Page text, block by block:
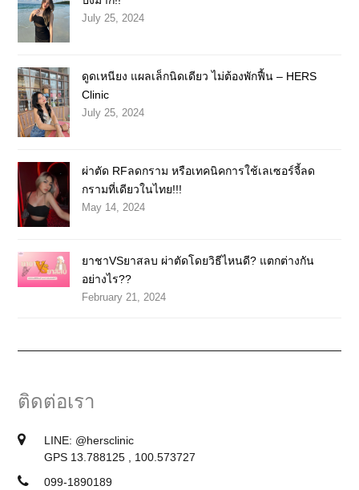
July 25, 2024
ดูดเหนียง แผลเล็กนิดเดียว ไม่ต้องพักฟื้น – HERS
Clinic
July 25, 2024
ผ่าตัด RFลดกราม หรือเทคนิคการใช้เลเซอร์จี้ลด
กรามที่เดียวในไทย!!!
May 14, 2024
ยาชาVSยาสลบ ผ่าตัดโดยวิธีไหนดี? แตกต่างกัน
อย่างไร??
February 21, 2024
ติดต่อเรา
LINE: @hersclinic
GPS 13.788125 , 100.573727
099-1890189